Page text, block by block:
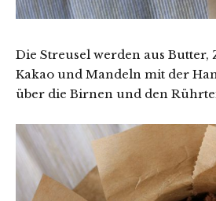
Die Streusel werden aus Butter,
Kakao und Mandeln mit der
über die Birnen und den